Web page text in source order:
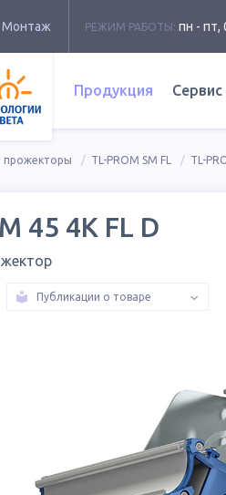
Монтаж РЕЖИМ РАБОТЫ: пн - пт,
Продукция Сервис
прожекторы TL-PROM SM FL TL-
45 4K FL D
Публикации о товаре